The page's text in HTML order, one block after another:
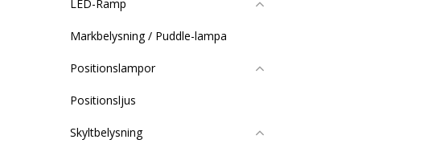
LED-Ramp
Markbelysning / Puddle-lampa
Positionslampor
Positionsljus
Skyltbelysning